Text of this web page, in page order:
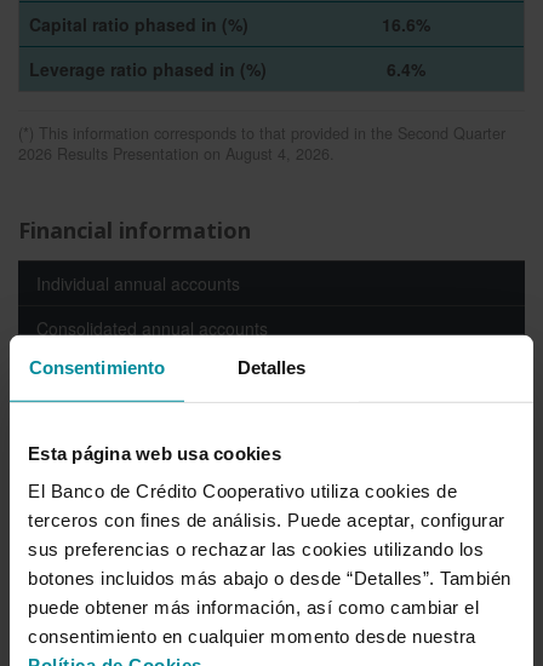
Consentimiento Detalles
Esta página web usa cookies
El Banco de Crédito Cooperativo utiliza cookies de
terceros con fines de análisis. Puede aceptar, configurar
sus preferencias o rechazar las cookies utilizando los
botones incluidos más abajo o desde “Detalles”. También
puede obtener más información, así como cambiar el
consentimiento en cualquier momento desde nuestra
Capital ratio phased in (%)
16.6%
Leverage ratio phased in (%)
6.4%
(*) This information corresponds to that provided in the Second Quarter
2026 Results Presentation on August 4, 2026.
Financial information
Individual annual accounts
Consolidated annual accounts
Consolidated interim financial statements accounts
Solvency
Information of Prudential Relevance
Information about mortgage market
Average payment period to suppliers